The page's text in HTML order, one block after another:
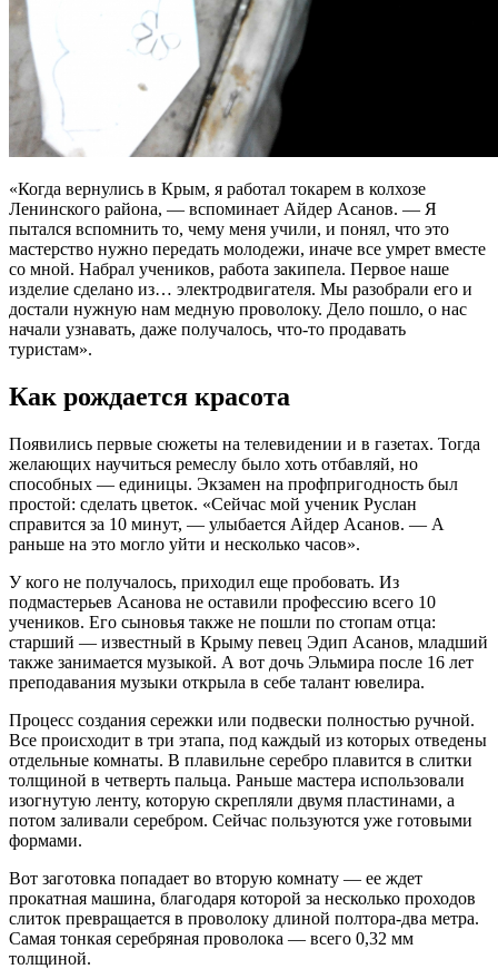
«Когда вернулись в Крым, я работал токарем в колхозе
Ленинского района, — вспоминает Айдер Асанов. — Я
пытался вспомнить то, чему меня учили, и понял, что это
мастерство нужно передать молодежи, иначе все умрет вместе
со мной. Набрал учеников, работа закипела. Первое наше
изделие сделано из… электродвигателя. Мы разобрали его и
достали нужную нам медную проволоку. Дело пошло, о нас
начали узнавать, даже получалось, что-то продавать
туристам».
Как рождается красота
Появились первые сюжеты на телевидении и в газетах. Тогда
желающих научиться ремеслу было хоть отбавляй, но
способных — единицы. Экзамен на профпригодность был
простой: сделать цветок. «Сейчас мой ученик Руслан
справится за 10 минут, — улыбается Айдер Асанов. — А
раньше на это могло уйти и несколько часов».
У кого не получалось, приходил еще пробовать. Из
подмастерьев Асанова не оставили профессию всего 10
учеников. Его сыновья также не пошли по стопам отца:
старший — известный в Крыму певец Эдип Асанов, младший
также занимается музыкой. А вот дочь Эльмира после 16 лет
преподавания музыки открыла в себе талант ювелира.
Процесс создания сережки или подвески полностью ручной.
Все происходит в три этапа, под каждый из которых отведены
отдельные комнаты. В плавильне серебро плавится в слитки
толщиной в четверть пальца. Раньше мастера использовали
изогнутую ленту, которую скрепляли двумя пластинами, а
потом заливали серебром. Сейчас пользуются уже готовыми
формами.
Вот заготовка попадает во вторую комнату — ее ждет
прокатная машина, благодаря которой за несколько проходов
слиток превращается в проволоку длиной полтора-два метра.
Самая тонкая серебряная проволока — всего 0,32 мм
толщиной.